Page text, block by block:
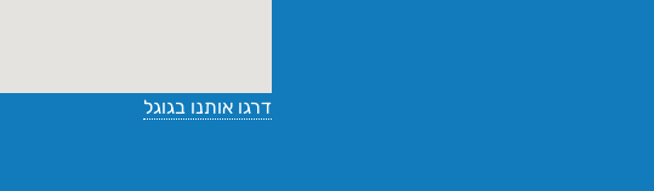
דרגו אותנו בגוגל